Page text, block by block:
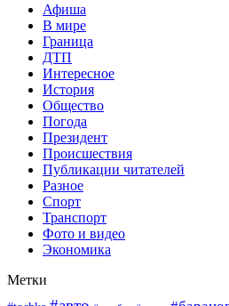
Афиша
В мире
Граница
ДТП
Интересное
История
Общество
Погода
Президент
Происшествия
Публикации читателей
Разное
Спорт
Транспорт
Фото и видео
Экономика
Метки